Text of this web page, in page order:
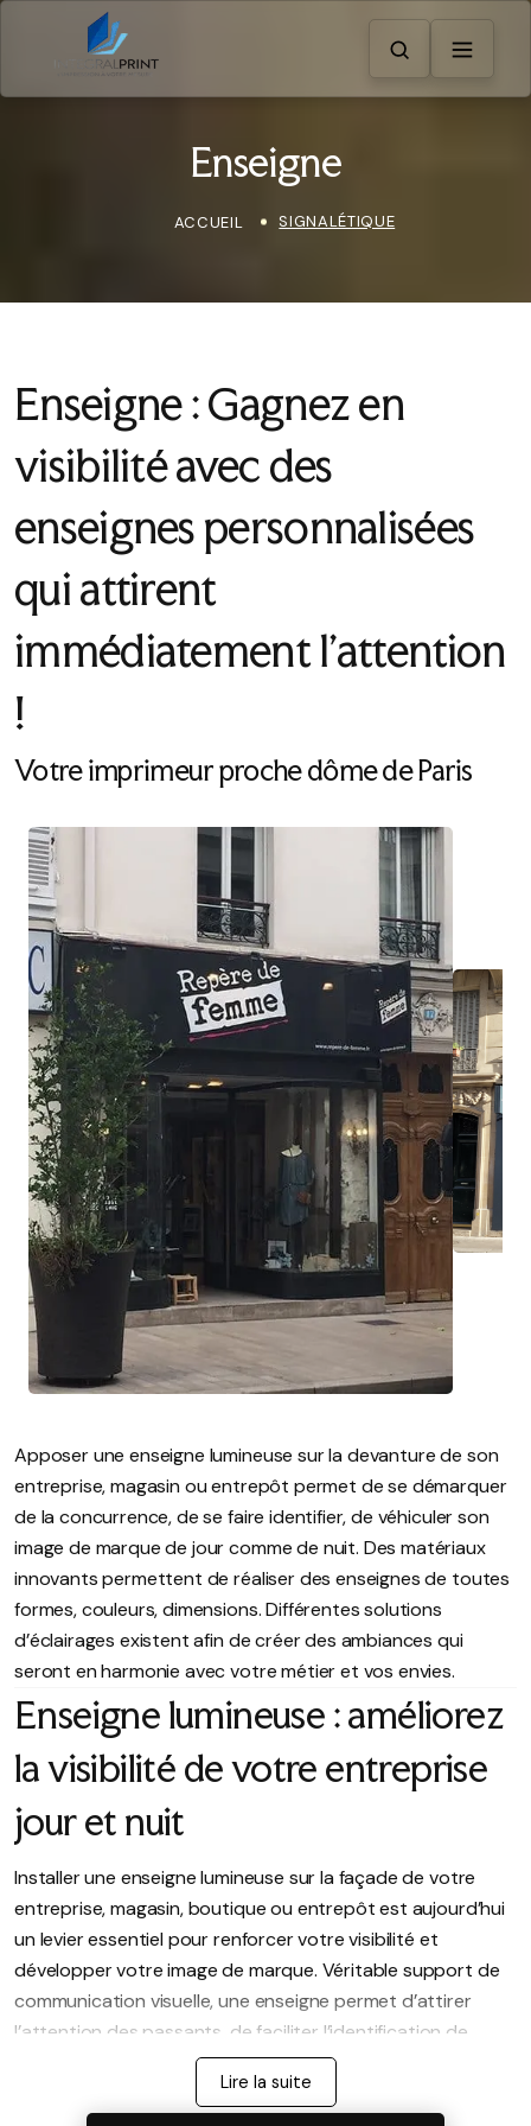
Enseigne
ACCUEIL SIGNALÉTIQUE
Enseigne : Gagnez en
visibilité avec des
enseignes personnalisées
qui attirent
immédiatement l’attention
!
Votre imprimeur proche dôme de Paris
Apposer une enseigne lumineuse sur la devanture de son
entreprise, magasin ou entrepôt permet de se démarquer
de la concurrence, de se faire identifier, de véhiculer son
image de marque de jour comme de nuit. Des matériaux
innovants permettent de réaliser des enseignes de toutes
formes, couleurs, dimensions. Différentes solutions
d’éclairages existent afin de créer des ambiances qui
seront en harmonie avec votre métier et vos envies.
Enseigne lumineuse : améliorez
la visibilité de votre entreprise
jour et nuit
Installer une enseigne lumineuse sur la façade de votre
entreprise, magasin, boutique ou entrepôt est aujourd’hui
un levier essentiel pour renforcer votre visibilité et
développer votre image de marque. Véritable support de
communication visuelle, une enseigne permet d’attirer
l’attention des passants, de faciliter l’identification de
votre activité et de vous démarquer efficacement de la
concurrence, aussi bien de jour que de nuit.
Lire la suite